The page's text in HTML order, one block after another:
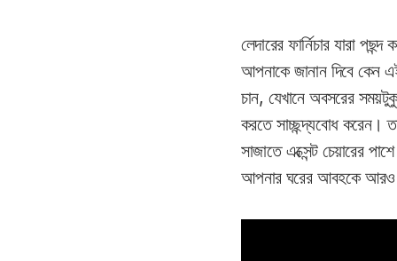
লেদারের ফার্নিচার যারা
আপনাকে জানান দিবে কেন
চান, যেখানে অবসরের
করতে সাচ্ছন্দ্যবোধ করেন।
সাজাতে এক্সেন্ট চেয়ারের
আপনার ঘরের আবহকে আরও